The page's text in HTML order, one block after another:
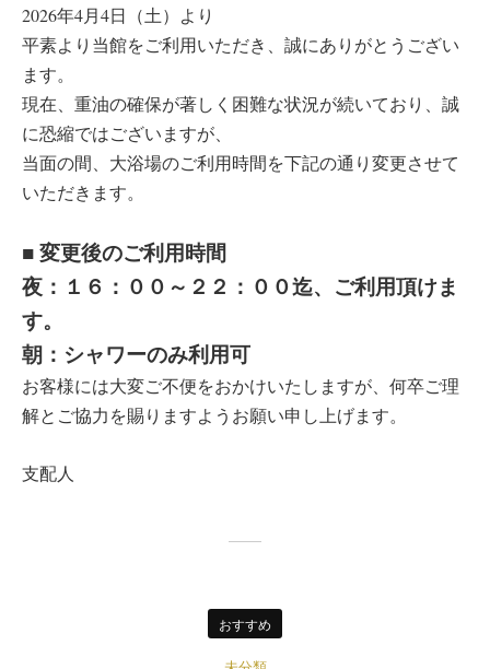
2026年4月4日（土）より
平素より当館をご利用いただき、誠にありがとうござい
ます。
現在、重油の確保が著しく困難な状況が続いており、誠
に恐縮ではございますが、
当面の間、大浴場のご利用時間を下記の通り変更させて
いただきます。
■ 変更後のご利用時間
夜：１６：００～２２：００迄、ご利用頂けま
す。
朝：シャワーのみ利用可
お客様には大変ご不便をおかけいたしますが、何卒ご理
解とご協力を賜りますようお願い申し上げます。
支配人
おすすめ